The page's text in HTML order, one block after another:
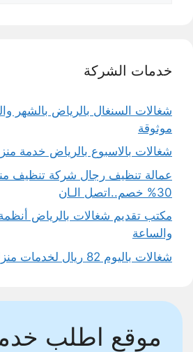
خدمات الشركة
شغالات السنغال بالرياض بالشهر
موثوقة
شغالات بالاسبوع بالرياض خدمة منزلية
عمالة تنظيف رجال شركة تنظيف
30% خصم..اتصل الـان
مكتب تقديم شغالات بالرياض
والساعة
شغالات باليوم 82 ريال لخدمات منزلية احترافية
موقع اطلب